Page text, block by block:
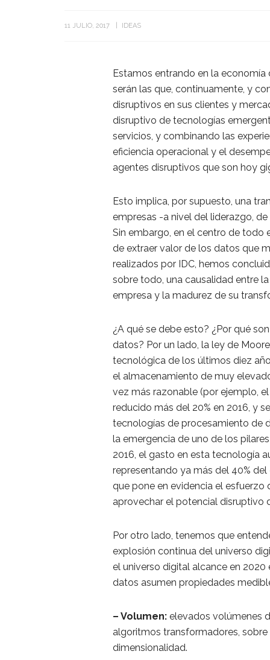
11 JULIO, 2017 IDEAS
Estamos entrando en la
serán las que, continuamente, y
disruptivos en sus clientes y
disruptivo de tecnologías
servicios, y combinando las
eficiencia operacional y el
agentes disruptivos que son hoy
Esto implica, por supuesto, una
empresas -a nivel del liderazgo,
Sin embargo, en el centro de todo
de extraer valor de los datos que
realizados por IDC, hemos
sobre todo, una causalidad entre
empresa y la madurez de su
¿A qué se debe esto? ¿Por qué
datos? Por un lado, la ley de
tecnológica de los últimos diez
el almacenamiento de muy
vez más razonable (por ejemplo,
reducido más del 20% en 2016, y
tecnologías de procesamiento de
la emergencia de uno de los
2016, el gasto en esta tecnología
representando ya más del 40%
que pone en evidencia el esfuerzo
aprovechar el potencial disruptivo
Por otro lado, tenemos que
explosión continua del universo
el universo digital alcance en
datos asumen propiedades
– Volumen: elevados volúmenes
algoritmos transformadores,
dimensionalidad.